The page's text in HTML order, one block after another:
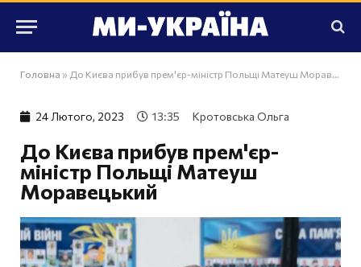
Головна » До Києва прибув прем'єр-міністр Польщі Матеуш Моравецький
24 Лютого, 2023 13:35 Кротовська Ольга
До Києва прибув прем'єр-
міністр Польщі Матеуш
Моравецький